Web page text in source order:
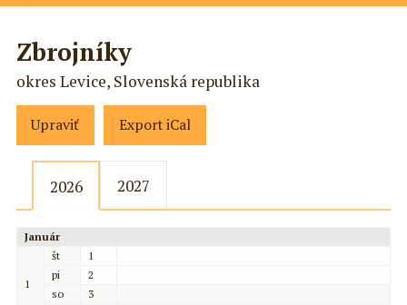
Zbrojníky
okres Levice, Slovenská republika
Upraviť Export iCal
2026 2027
Január
1
št
1
pi
2
so
3